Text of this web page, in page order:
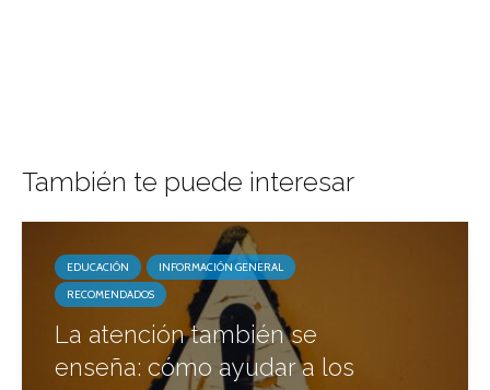
También te puede interesar
EDUCACIÓN
INFORMACIÓN GENERAL
RECOMENDADOS
La atención también se
enseña: cómo ayudar a los